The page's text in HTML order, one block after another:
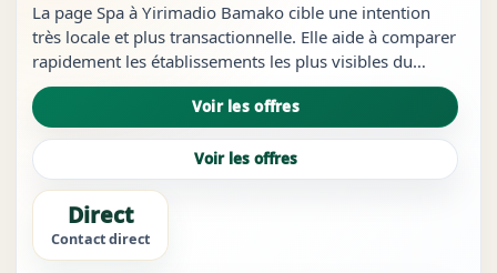
La page Spa à Yirimadio Bamako cible une intention
très locale et plus transactionnelle. Elle aide à comparer
rapidement les établissements les plus visibles du
quartier, à repérer les services les plus crédibles et à
ouvrir les bons liens sans revenir à des résultats trop
généri...
Voir les offres
Voir les offres
Direct
Contact direct